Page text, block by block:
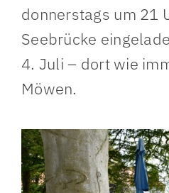
donnerstags um 21
Seebrücke
4. Juli – dort wie
Möwen.